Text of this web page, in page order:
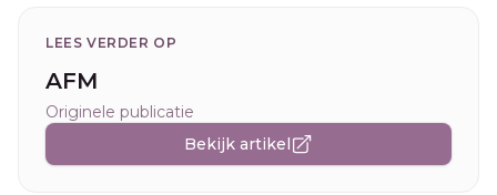
LEES VERDER OP
AFM
Originele publicatie
Bekijk artikel